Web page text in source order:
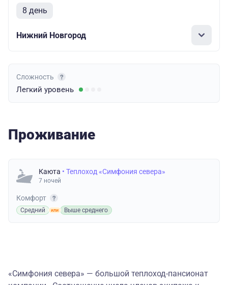
8 день
Нижний Новгород
Сложность
Легкий уровень
Проживание
Каюта • Теплоход «Симфония севера»
7 ночей
Комфорт
Средний Выше среднего
«Симфония севера» — большой теплоход-пансионат